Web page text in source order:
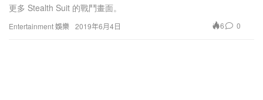
Entertainment 娛樂
更多 Stealth Suit 的戰鬥畫面。
2019年6月4日 6 0